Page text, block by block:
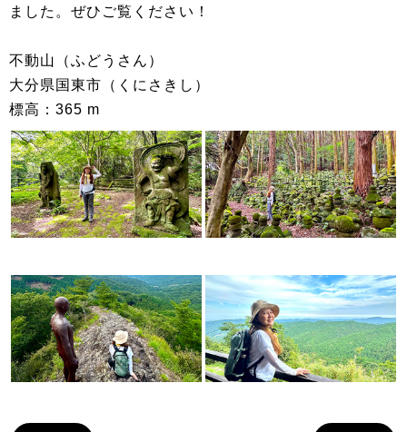
ました。ぜひご覧ください！
不動山（ふどうさん）
大分県国東市（くにさきし）
標高：365 m